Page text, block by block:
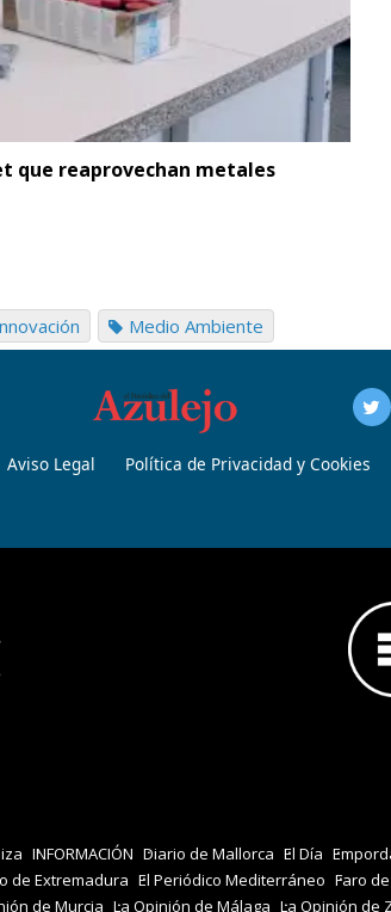
que reaprovechan metales
Medio Ambiente
Aviso Legal Política de Privacidad y Cookies
INFORMACIÓN Diario de Mallorca El Día
de Extremadura El Periódico Mediterráneo Faro
de Murcia La Opinión de Málaga La Opinión de